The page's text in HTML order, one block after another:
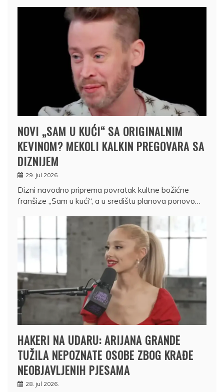
NOVI „SAM U KUĆI“ SA ORIGINALNIM
KEVINOM? MEKOLI KALKIN PREGOVARA SA
DIZNIJEM
29. jul 2026.
Dizni navodno priprema povratak kultne božićne
franšize „Sam u kući“, a u središtu planova ponovo…
HAKERI NA UDARU: ARIJANA GRANDE
TUŽILA NEPOZNATE OSOBE ZBOG KRAĐE
NEOBJAVLJENIH PJESAMA
28. jul 2026.